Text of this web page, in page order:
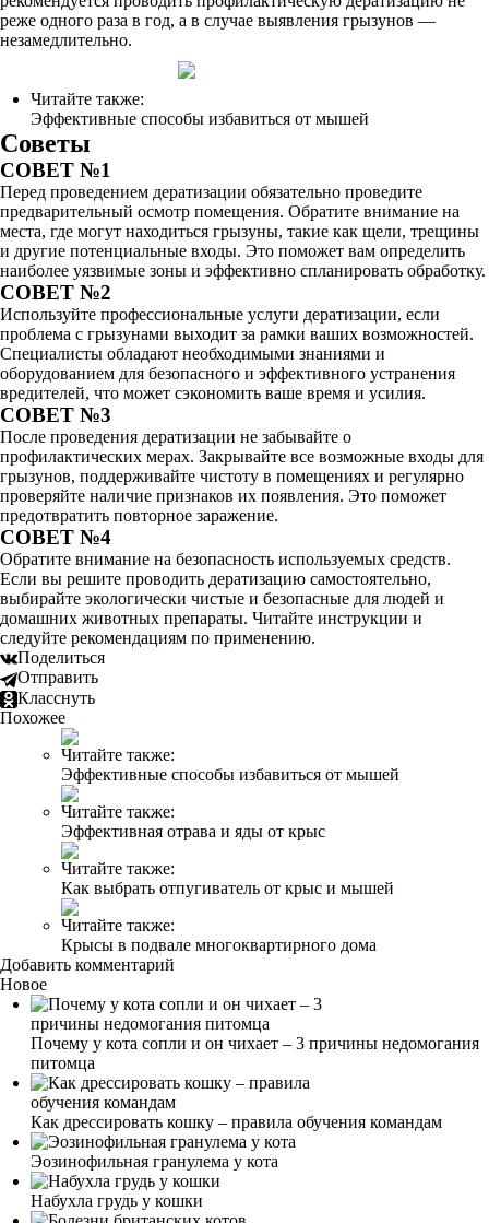
реже одного раза в год, а в случае выявления грызунов —
незамедлительно.
Читайте также:
Эффективные способы избавиться от мышей
Советы
СОВЕТ №1
Перед проведением дератизации обязательно проведите
предварительный осмотр помещения. Обратите внимание на
места, где могут находиться грызуны, такие как щели, трещины
и другие потенциальные входы. Это поможет вам определить
наиболее уязвимые зоны и эффективно спланировать обработку.
СОВЕТ №2
Используйте профессиональные услуги дератизации, если
проблема с грызунами выходит за рамки ваших возможностей.
Специалисты обладают необходимыми знаниями и
оборудованием для безопасного и эффективного устранения
вредителей, что может сэкономить ваше время и усилия.
СОВЕТ №3
После проведения дератизации не забывайте о
профилактических мерах. Закрывайте все возможные входы для
грызунов, поддерживайте чистоту в помещениях и регулярно
проверяйте наличие признаков их появления. Это поможет
предотвратить повторное заражение.
СОВЕТ №4
Обратите внимание на безопасность используемых средств.
Если вы решите проводить дератизацию самостоятельно,
выбирайте экологически чистые и безопасные для людей и
домашних животных препараты. Читайте инструкции и
следуйте рекомендациям по применению.
Поделиться
Отправить
Класснуть
Похожее
Читайте также:
Эффективные способы избавиться от мышей
Читайте также:
Эффективная отрава и яды от крыс
Читайте также:
Как выбрать отпугиватель от крыс и мышей
Читайте также:
Крысы в подвале многоквартирного дома
Добавить комментарий
Новое
Почему у кота сопли и он чихает – 3 причины недомогания
питомца
Как дрессировать кошку – правила обучения командам
Эозинофильная гранулема у кота
Набухла грудь у кошки